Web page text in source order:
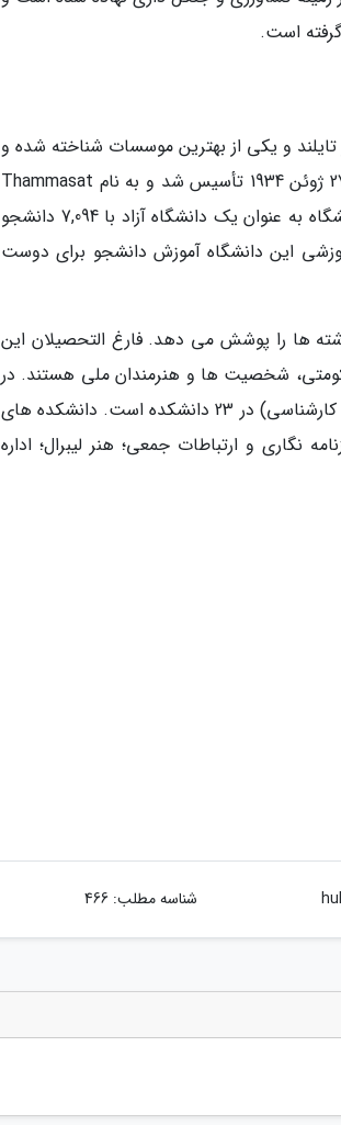
دومین دانشگاه قدیمی در تایلند و یکی از بهترین موسسات شناخته شده و
معتبر آموزش عالی در این کشور است. این دانشگاه به طور رسمی در تاریخ 27 ژوئن 1934 تأسیس شد و به نام Thammasat
Lae Karn Muang یا دانشگاه علم و سیاست اخلاقی نام گذاری شد. این دانشگاه به عنوان یک دانشگاه آزاد با 7,094 دانشجو
این دانشگاه آموزش دانشجو برای دوست
ها را پوشش می دهد. فارغ التحصیلان این
شخصیت ها و هنرمندان ملی هستند. در
حال حاضر، دانشگاه تاماسات دارای بیش از 30,000 دانشجو (25,000 دانشجوی کارشناسی) در 23 دانشکده است. دانشکده های
نگاری و ارتباطات جمعی؛ هنر لیبرال؛ اداره
شناسه مطلب: 466